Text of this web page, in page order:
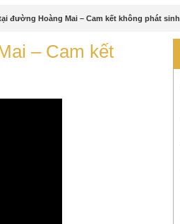
đường Hoàng Mai – Cam kết không phát sinh
– Cam kết